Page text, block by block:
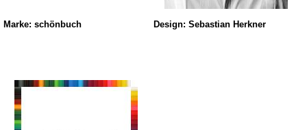
Marke: schönbuch Design: Sebastian Herkner